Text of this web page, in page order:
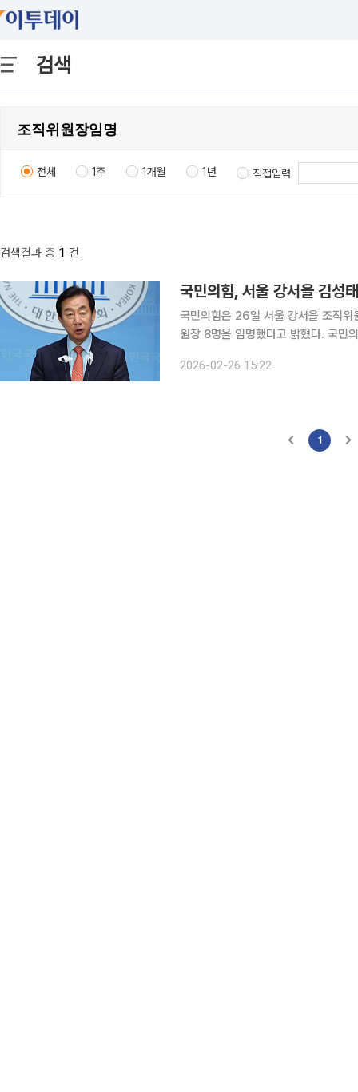
검색
전체 1주 1개월 1년 직접입력
검색결과 총 1 건
국민의힘, 서울 강서을 김성
국민의힘은 26일 서울 강서을 조직
원장 8명을 임명했다고 밝혔다. 국민의힘은 이날 최고위원회의에서 이 같은 안건을 의결했다. 서울
남동을에는 신경희 전 한국방송통신
2026-02-26 15:22
1